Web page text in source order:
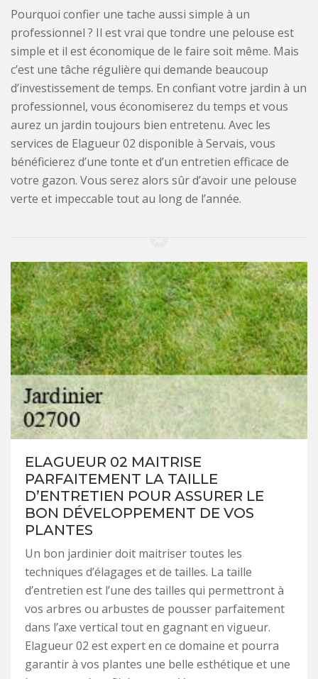
Pourquoi confier une tache aussi simple à un
professionnel ? Il est vrai que tondre une pelouse est
simple et il est économique de le faire soit même. Mais
c’est une tâche régulière qui demande beaucoup
d’investissement de temps. En confiant votre jardin à un
professionnel, vous économiserez du temps et vous
aurez un jardin toujours bien entretenu. Avec les
services de Elagueur 02 disponible à Servais, vous
bénéficierez d’une tonte et d’un entretien efficace de
votre gazon. Vous serez alors sûr d’avoir une pelouse
verte et impeccable tout au long de l’année.
ELAGUEUR 02 MAITRISE
PARFAITEMENT LA TAILLE
D’ENTRETIEN POUR ASSURER LE
BON DÉVELOPPEMENT DE VOS
PLANTES
Un bon jardinier doit maitriser toutes les
techniques d’élagages et de tailles. La taille
d’entretien est l’une des tailles qui permettront à
vos arbres ou arbustes de pousser parfaitement
dans l’axe vertical tout en gagnant en vigueur.
Elagueur 02 est expert en ce domaine et pourra
garantir à vos plantes une belle esthétique et une